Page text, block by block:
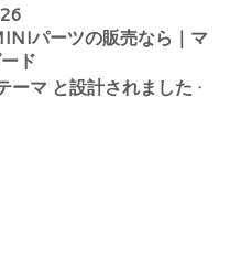
パーツの販売なら｜マ
ド
ーマ と設計されました ·